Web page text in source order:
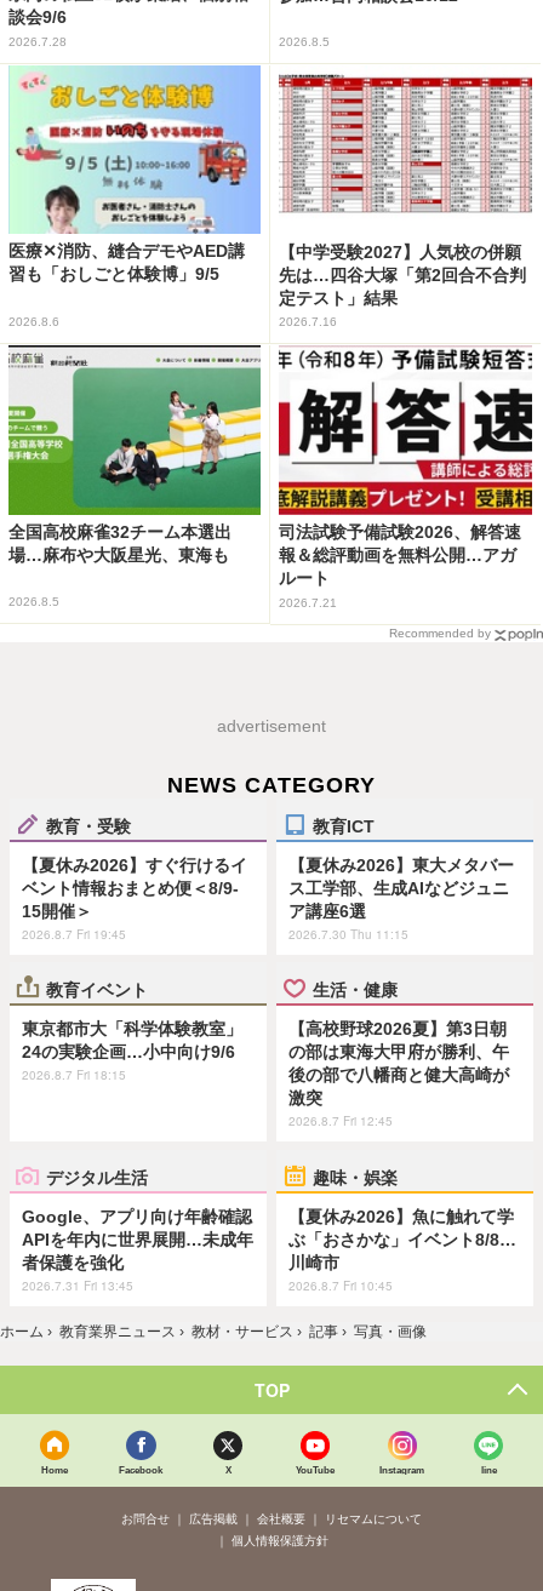
談会9/6
2026.7.28 2026.8.5
医療✕消防、縫合デモやAED講
習も「おしごと体験博」9/5
2026.8.6
【中学受験2027】人気校の併願
先は…四谷大塚「第2回合不合判
定テスト」結果
2026.7.16
全国高校麻雀32チーム本選出
場…麻布や大阪星光、東海も
2026.8.5
司法試験予備試験2026、解答速
報＆総評動画を無料公開…アガ
ルート
2026.7.21
Recommended by
advertisement
NEWS CATEGORY
教育・受験
【夏休み2026】すぐ行けるイ
ベント情報おまとめ便＜8/9-
15開催＞
2026.8.7 Fri 19:45
教育ICT
【夏休み2026】東大メタバー
ス工学部、生成AIなどジュニ
ア講座6選
2026.7.30 Thu 11:15
教育イベント
東京都市大「科学体験教室」
24の実験企画…小中向け9/6
2026.8.7 Fri 18:15
生活・健康
【高校野球2026夏】第3日朝
の部は東海大甲府が勝利、午
後の部で八幡商と健大高崎が
激突
2026.8.7 Fri 12:45
デジタル生活
Google、アプリ向け年齢確認
APIを年内に世界展開…未成年
者保護を強化
2026.7.31 Fri 13:45
趣味・娯楽
【夏休み2026】魚に触れて学
ぶ「おさかな」イベント8/8…
川崎市
2026.8.7 Fri 10:45
ホーム › 教育業界ニュース › 教材・サービス › 記事 › 写真・画像
TOP
Home Facebook X YouTube Instagram line
お問合せ 広告掲載 会社概要
リセマムについて
個人情報保護方針